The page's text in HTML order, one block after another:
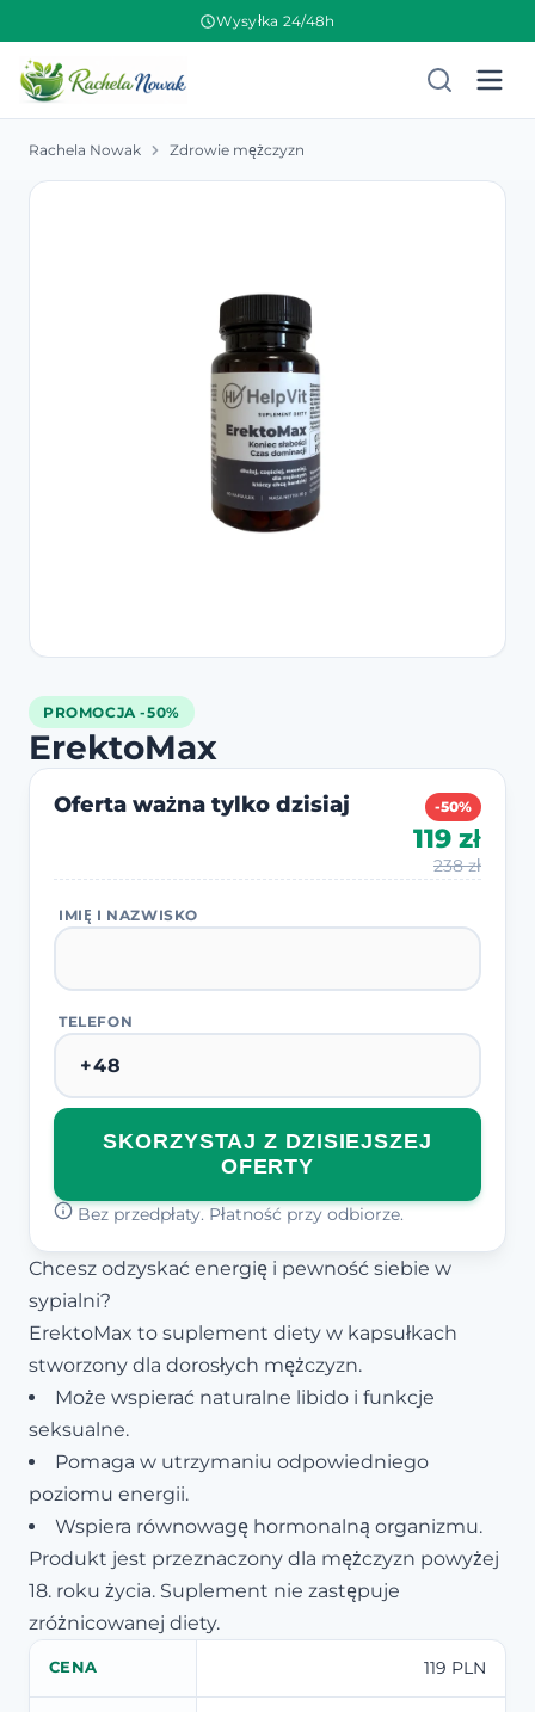
Wysyłka 24/48h
Rachela Nowak Zdrowie mężczyzn
PROMOCJA -50%
ErektoMax
Oferta ważna tylko dzisiaj -50%
119 zł
238 zł
IMIĘ I NAZWISKO
TELEFON
SKORZYSTAJ Z DZISIEJSZEJ
OFERTY
Bez przedpłaty. Płatność przy odbiorze.
Chcesz odzyskać energię i pewność siebie w
sypialni?
ErektoMax to suplement diety w kapsułkach
stworzony dla dorosłych mężczyzn.
Może wspierać naturalne libido i funkcje
seksualne.
Pomaga w utrzymaniu odpowiedniego
poziomu energii.
Wspiera równowagę hormonalną organizmu.
Produkt jest przeznaczony dla mężczyzn powyżej
18. roku życia. Suplement nie zastępuje
zróżnicowanej diety.
CENA 119 PLN